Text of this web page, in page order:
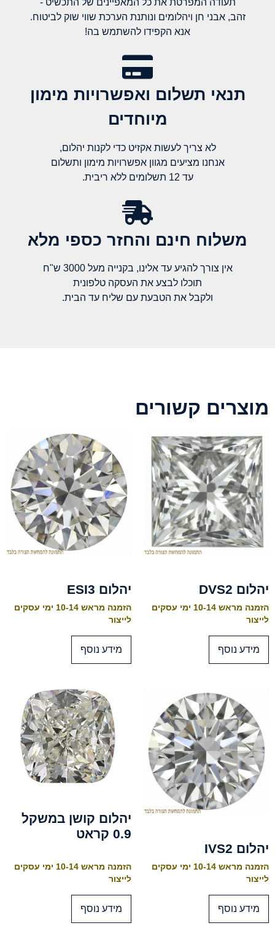
תעודה המפרטת את כל המאפיינים של התכשיט -
זהב, אבני חן ויהלומים ונותנת הערכת שווי שוק לביטוח.
אנא הקפידו להשתמש בה!
תנאי תשלום ואפשרויות מימון
מיוחדים
לא צריך לעשות אקזיט כדי לקנות יהלום,
אנחנו מציעים מגוון אפשרויות מימון ותשלום
עד 12 תשלומים ללא ריבית.
משלוח חינם והחזר כספי מלא​
אין צורך להגיע עד אלינו, בקנייה מעל 3000 ש"ח
תוכלו לבצע את העסקה טלפונית
ולקבל את הטבעת עם שליח עד הבית.
מוצרים קשורים
יהלום DVS2
הזמנה מראש 10-14 ימי עסקים
לייצור
מידע נוסף
יהלום ESI3
הזמנה מראש 10-14 ימי עסקים
לייצור
מידע נוסף
יהלום IVS2
הזמנה מראש 10-14 ימי עסקים
לייצור
מידע נוסף
יהלום קושן במשקל
0.9 קראט
הזמנה מראש 10-14 ימי עסקים
לייצור
מידע נוסף